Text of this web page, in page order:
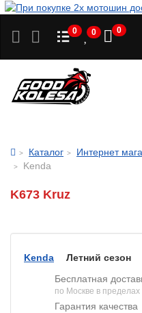
0 0 0
Каталог
Интернет
Kenda
K673 Kruz
Kenda
Летний сезон
Бесплатная
по Москве в
Гарантия качества